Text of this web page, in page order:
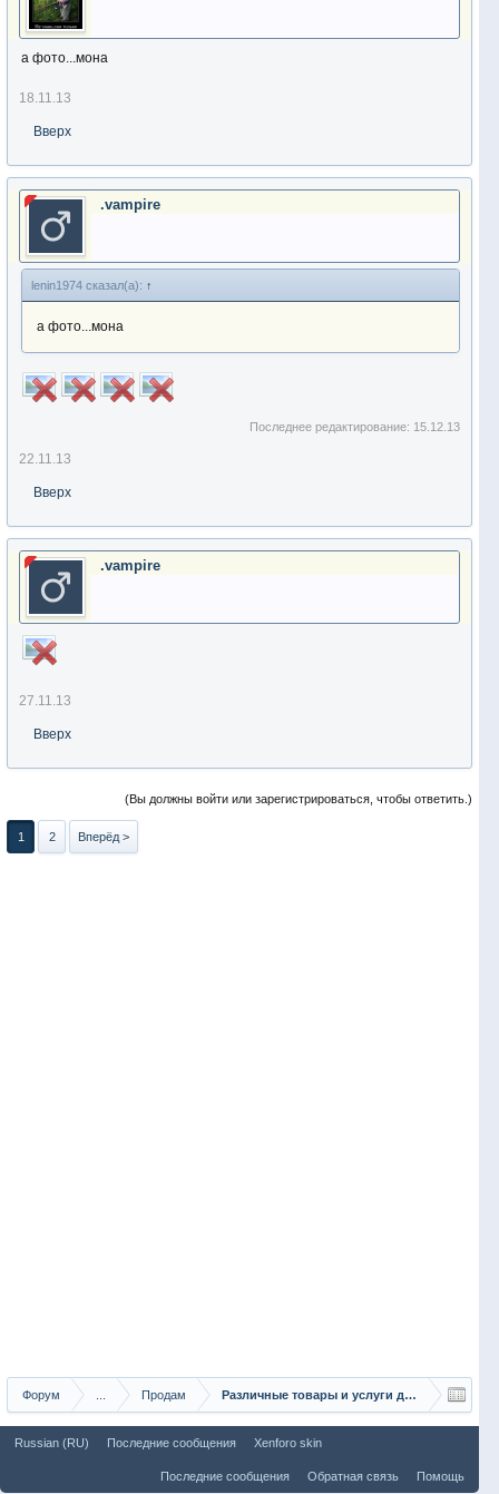
а фото...мона
18.11.13
Вверх
.vampire
lenin1974 сказал(а): ↑
а фото...мона
Последнее редактирование: 15.12.13
22.11.13
Вверх
.vampire
27.11.13
Вверх
(Вы должны войти или зарегистрироваться, чтобы ответить.)
1 2 Вперёд >
Форум Продам Различные товары и услуги для рыбаков
Russian (RU) Последние сообщения Xenforo skin
Последние сообщения Обратная связь Помощь